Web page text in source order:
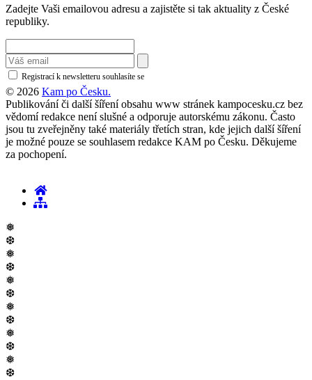
Zadejte Vaši emailovou adresu a zajistěte si tak aktuality z České
republiky.
Registrací k newsletteru souhlasíte se
© 2026 Kam po Česku.
Publikování či další šíření obsahu www stránek kampocesku.cz bez
vědomí redakce není slušné a odporuje autorskému zákonu. Často
jsou tu zveřejněny také materiály třetích stran, kde jejich další šíření
je možné pouze se souhlasem redakce KAM po Česku. Děkujeme
za pochopení.
❅
❆
❅
❆
❅
❆
❅
❆
❅
❆
❅
❆